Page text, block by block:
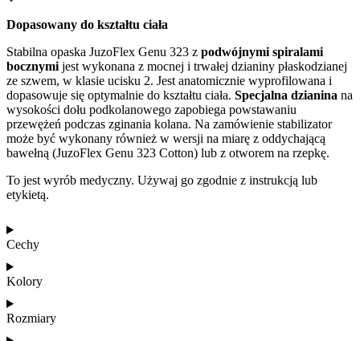
Dopasowany do kształtu ciała
Stabilna opaska JuzoFlex Genu 323 z podwójnymi spiralami
bocznymi jest wykonana z mocnej i trwałej dzianiny płaskodzianej
ze szwem, w klasie ucisku 2. Jest anatomicznie wyprofilowana i
dopasowuje się optymalnie do kształtu ciała. Specjalna dzianina na
wysokości dołu podkolanowego zapobiega powstawaniu
przewężeń podczas zginania kolana. Na zamówienie stabilizator
może być wykonany również w wersji na miarę z oddychającą
bawełną (JuzoFlex Genu 323 Cotton) lub z otworem na rzepkę.
To jest wyrób medyczny. Używaj go zgodnie z instrukcją lub
etykietą.
Cechy
Kolory
Rozmiary